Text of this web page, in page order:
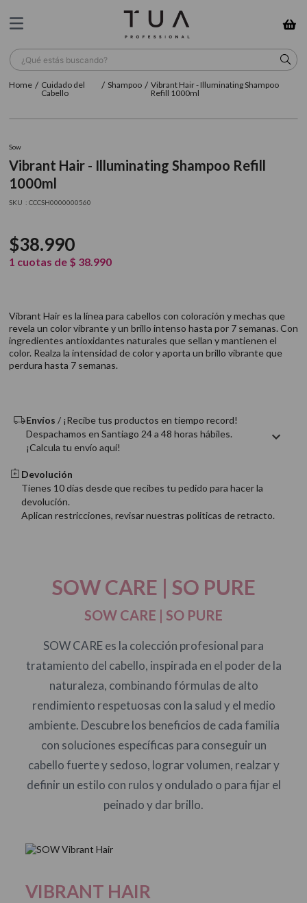
¿Qué estás buscando?
Cuidado del
Cabello
Shampoo
Vibrant Hair - Illuminating Shampoo
Refill 1000ml
Sow
Vibrant Hair - Illuminating Shampoo Refill
1000ml
: CCCSH0000000560
$38.990
1 cuotas de $ 38.990
Vibrant Hair es la línea para cabellos con coloración y mechas que
revela un color vibrante y un brillo intenso hasta por 7 semanas. Con
ingredientes antioxidantes naturales que sellan y mantienen el
color. Realza la intensidad de color y aporta un brillo vibrante que
perdura hasta 7 semanas.
Envíos / ¡Recibe tus productos en tiempo record!
Despachamos en Santiago 24 a 48 horas hábiles.
¡Calcula tu envío aquí!
Devolución
Tienes 10 días desde que recibes tu pedido para hacer la
devolución.
Aplican restricciones, revisar nuestras politicas de retracto.
SOW CARE | SO PURE
SOW CARE | SO PURE
SOW CARE es la colección profesional para
tratamiento del cabello, inspirada en el poder de la
naturaleza, combinando fórmulas de alto
rendimiento respetuosas con la salud y el medio
ambiente. Descubre los beneficios de cada familia
con soluciones específicas para conseguir un
cabello fuerte y sedoso, lograr volumen, realzar y
definir un estilo con rulos y ondulado o para fijar el
peinado y dar brillo.
VIBRANT HAIR
TÉRMINOS MÁS BUSCADOS
3. farmavita
6. gama
7. secador
9. acondicionador
10. protector térmico